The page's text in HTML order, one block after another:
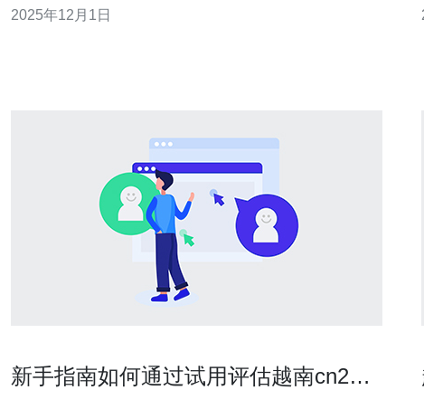
点： 高性能网络：越南cn2 VPS提供了卓越的网络性能，
2025年12月1日
新手指南如何通过试用评估越南cn2服